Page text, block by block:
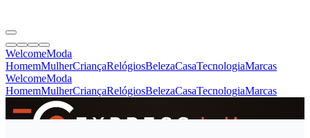
WelcomeModa
HomemMulherCriançaRelógiosBelezaCasaTecnologiaMarcas
WelcomeModa
HomemMulherCriançaRelógiosBelezaCasaTecnologiaMarcas